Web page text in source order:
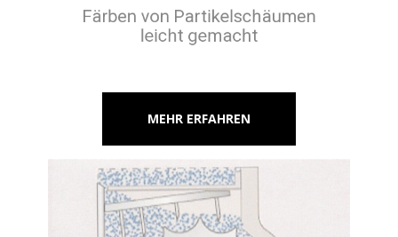
Färben von Partikelschäumen
leicht gemacht
MEHR ERFAHREN